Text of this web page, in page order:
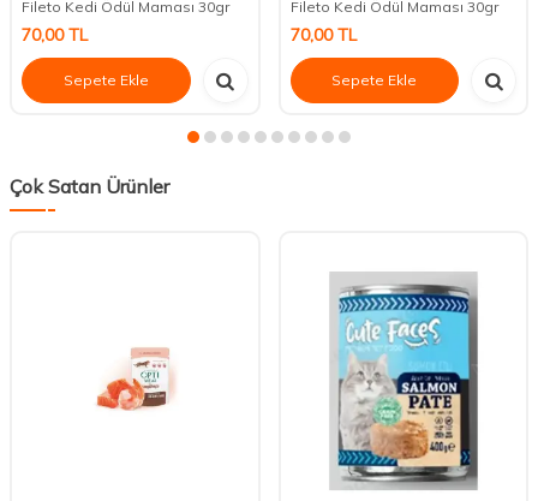
Fileto Kedi Ödül Maması 30gr
70,00TL
Sepete Ekle
Fileto Kedi Ödül Maması 30gr
70,00TL
Sepete Ekle
Çok Satan Ürünler